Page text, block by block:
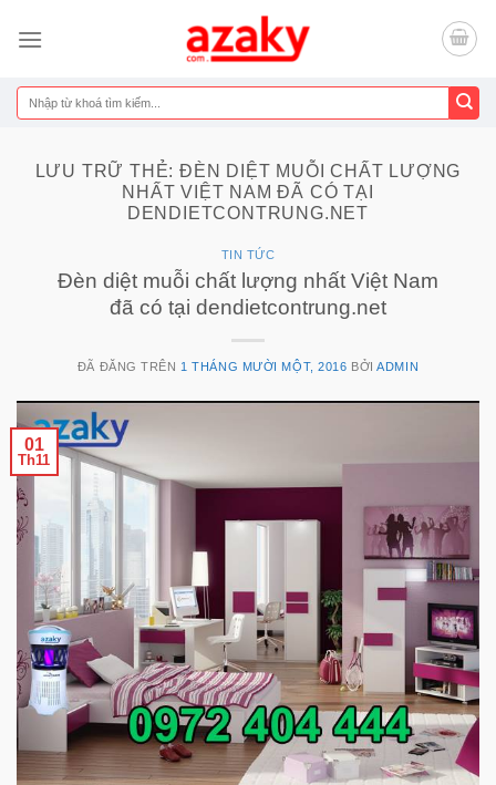
đến
dung
Tìm
kiếm:
LƯU TRỮ THẺ:ĐÈN DIỆT MUỖI CHẤT LƯỢNG
NHẤT VIỆT NAM ĐÃ CÓ TẠI
DENDIETCONTRUNG.NET
TIN TỨC
Đèn diệt muỗi chất lượng nhất Việt Nam
đã có tại dendietcontrung.net
ĐÃ ĐĂNG TRÊN 1 THÁNG MƯỜI MỘT, 2016 BỞIADMIN
01
Th11